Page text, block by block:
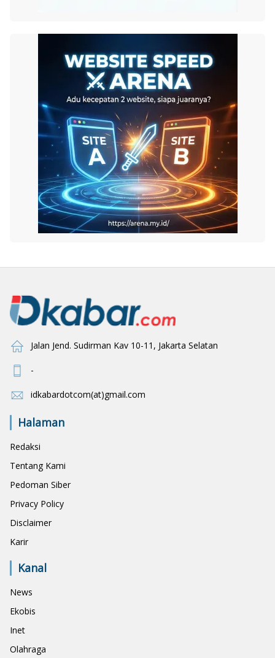
Jalan Jend. Sudirman Kav 10-11, Jakarta Selatan
-
idkabardotcom(at)gmail.com
Halaman
Redaksi
Tentang Kami
Pedoman Siber
Privacy Policy
Disclaimer
Karir
Kanal
News
Ekobis
Inet
Olahraga